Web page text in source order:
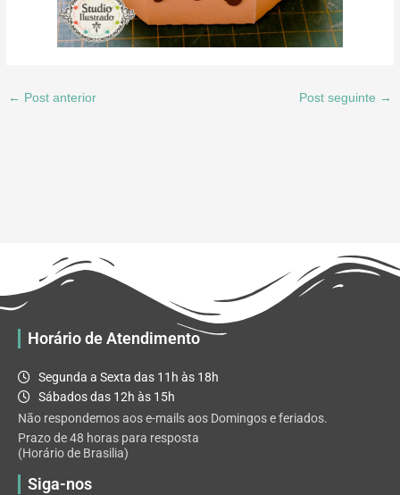
← Post anterior Post seguinte →
Horário de Atendimento
Segunda a Sexta das 11h às 18h
Sábados das 12h às 15h
Não respondemos aos e-mails aos Domingos e feriados.
Prazo de 48 horas para resposta
(Horário de Brasilia)
Siga-nos